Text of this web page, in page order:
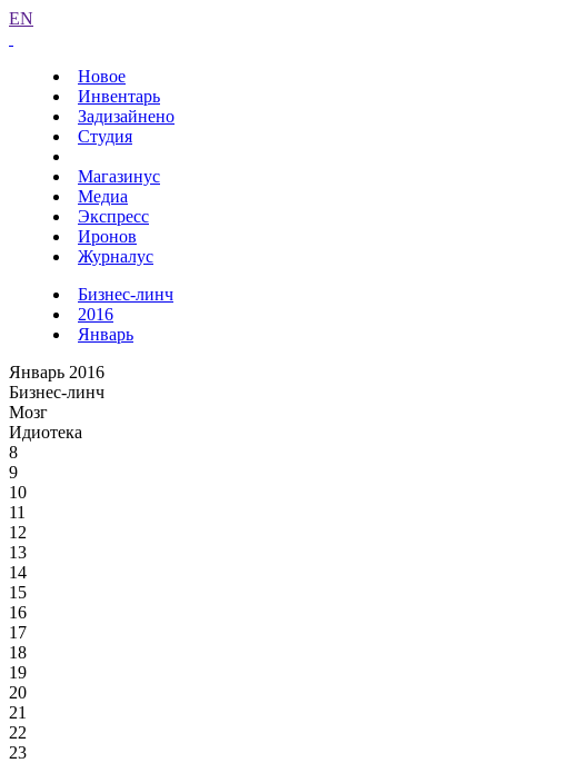
EN
Новое
Инвентарь
Задизайнено
Студия
Магазинус
Медиа
Экспресс
Иронов
Журналус
Бизнес-линч
2016
Январь
Январь 2016
Бизнес-линч
Мозг
Идиотека
8
9
10
11
12
13
14
15
16
17
18
19
20
21
22
23